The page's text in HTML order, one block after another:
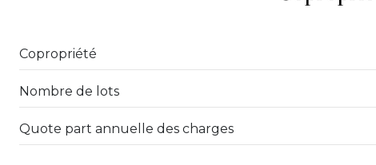
salle de bain
Copropriété
Nombre de lots
Quote part annuelle des charges